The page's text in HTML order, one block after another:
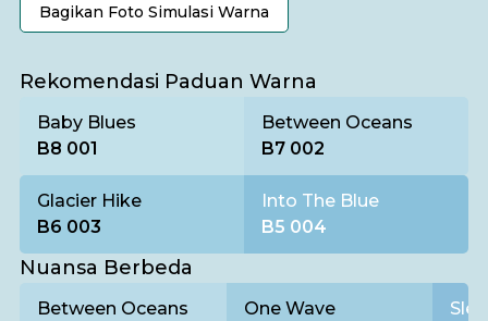
Bagikan Foto Simulasi Warna
Rekomendasi Paduan Warna
Baby Blues
B8 001
Between Oceans
B7 002
Glacier Hike
B6 003
Into The Blue
B5 004
Nuansa Berbeda
Between Oceans
One Wave